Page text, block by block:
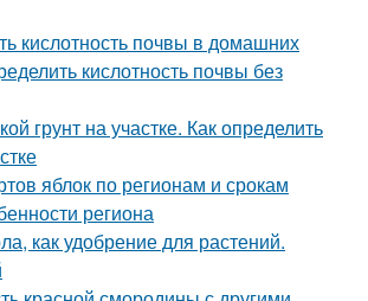
кислотность почвы в домашних
кислотность почвы без
грунт на участке. Как определить
яблок по регионам и срокам
региона
как удобрение для растений.